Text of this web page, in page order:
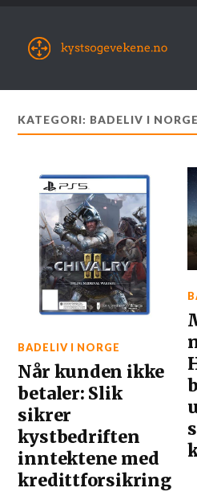
KATEGORI: BADELIV I NORGE
BADELIV I NORGE
Når kunden ikke
betaler: Slik
sikrer
kystbedriften
inntektene med
kredittforsikring